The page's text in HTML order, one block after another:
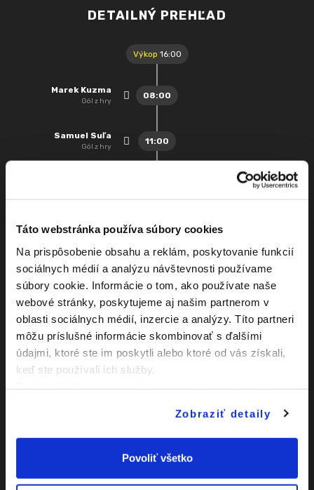
Táto webstránka používa súbory cookies
Na prispôsobenie obsahu a reklám, poskytovanie funkcií
sociálnych médií a analýzu návštevnosti používame
súbory cookie. Informácie o tom, ako používate naše
webové stránky, poskytujeme aj našim partnerom v
oblasti sociálnych médií, inzercie a analýzy. Títo partneri
môžu príslušné informácie skombinovať s ďalšími
údajmi, ktoré ste im poskytli alebo ktoré od vás získali,
keď ste používali ich služby.
Zobraziť detaily
Povoliť všetko
DETAILNÝ PREHĽAD
Výkop 16:00
08:00
Marek Kuzma
Gól z hry
11:00
Samuel Suľa
Gól z hry
Mondek
Nadstavený čas+ 1 min
1. polčas16:46 - 17:01
47:00
Gól z hry
Karol Mondek
Gól z hry
53:00
57:00
62:00
Sestari